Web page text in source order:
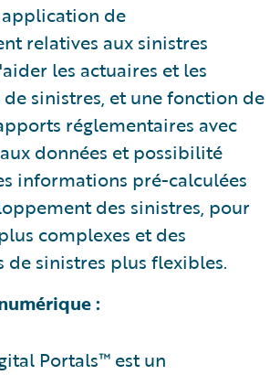
de
relatives aux sinistres
les actuaires et les
sinistres, et une fonction de
réglementaires avec
données et possibilité
informations pré-calculées
des sinistres, pour
complexes et des
sinistres plus flexibles.
:
Portals™ est un